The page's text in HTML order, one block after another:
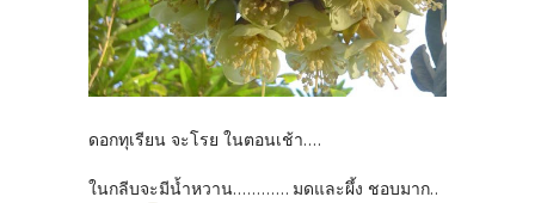
ดอกทุเรียน จะโรย ในตอนเช้า....
ในกลีบจะมีน้ำหวาน............ มดและผึ้ง ชอบมาก..